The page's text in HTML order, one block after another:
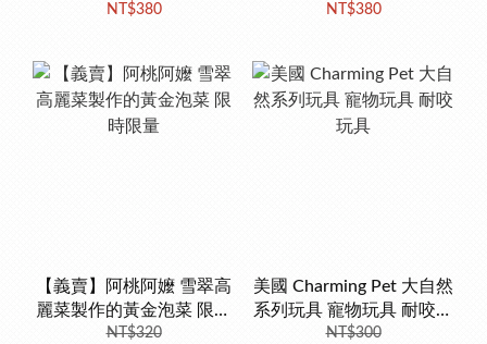
NT$380 NT$380
【義賣】阿桃阿嬤 雪翠高
麗菜製作的黃金泡菜 限時
限量
NT$320
美國 Charming Pet 大自然
系列玩具 寵物玩具 耐咬玩
具
NT$300